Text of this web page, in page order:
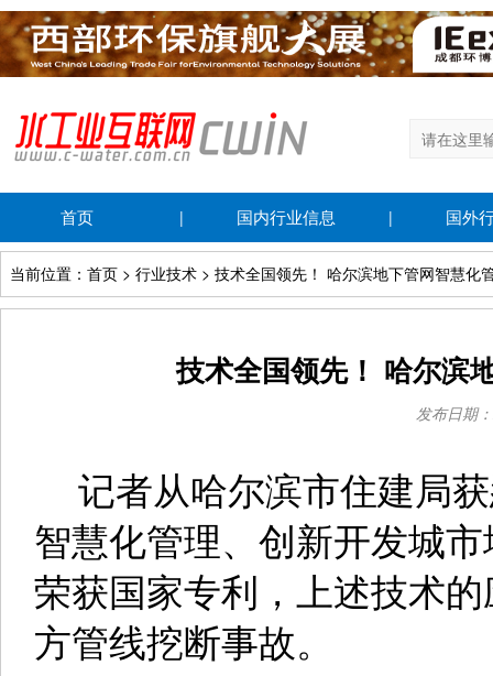
首页 | 国内行业信息 | 国外
当前位置：首页 > 行业技术 > 技术全国领先！ 哈尔滨地下管网智慧化
技术全国领先！ 哈尔滨
发布日期
记者从哈尔滨市住建局
智慧化管理、创新开发城
荣获国家专利，上述技术
方管线挖断事故。